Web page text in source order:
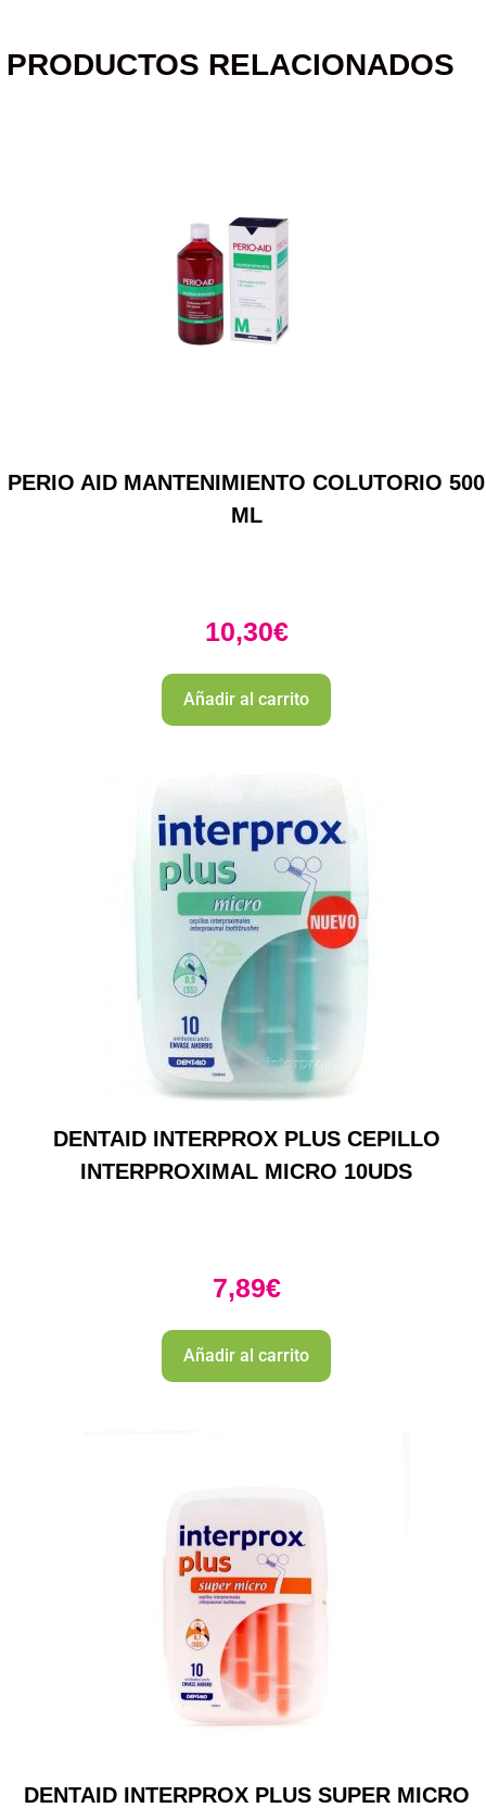
PRODUCTOS RELACIONADOS
PERIO AID MANTENIMIENTO COLUTORIO 500
ML
10,30€
Añadir al carrito
DENTAID INTERPROX PLUS CEPILLO
INTERPROXIMAL MICRO 10UDS
7,89€
Añadir al carrito
DENTAID INTERPROX PLUS SUPER MICRO